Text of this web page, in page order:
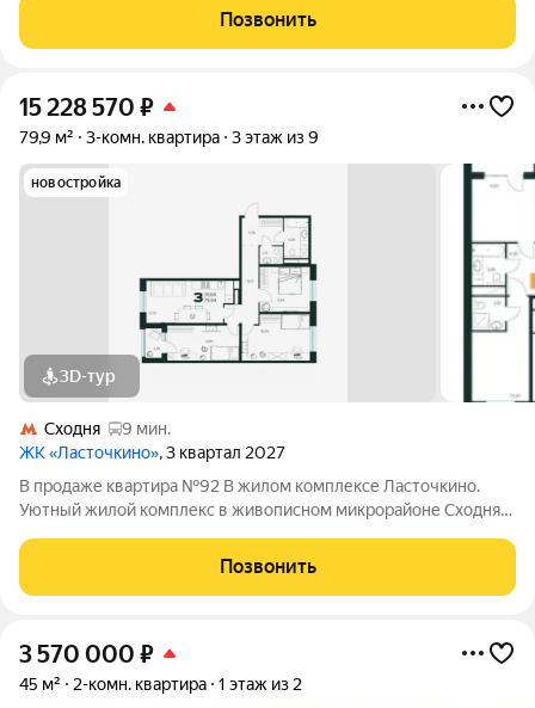
1Предлагается к продаже светлая и уютная 1-комнатная
квартира общей площадью
Позвонить
15 228 570 ₽
79,9 м² 3-комн. квартира 3 этаж из 9
новостройка
3D-тур
Сходня
9 мин.
ЖК «Ласточкино», 3 квартал 2027
В продаже квартира №92 В жилом комплексе Ласточкино.
Уютный жилой комплекс в живописном микрорайоне Сходня
Проект сочетает в себе гармонию природы и современные
городские удобства, создавая идеальное
Позвонить
3 570 000 ₽
45 м² 2-комн. квартира 1 этаж из 2